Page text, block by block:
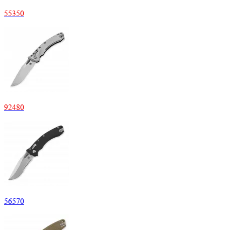
55350
92480
56570